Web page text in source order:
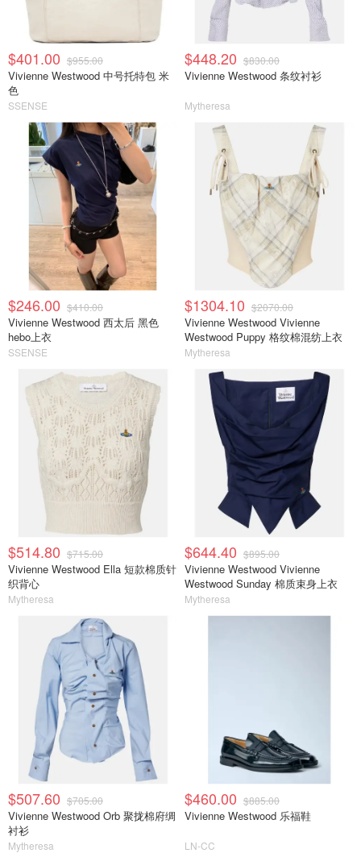
$401.00 $955.00
Vivienne Westwood 中号托特包 米
色
SSENSE
$448.20 $830.00
Vivienne Westwood 条纹衬衫
Mytheresa
$246.00 $410.00
Vivienne Westwood 西太后 黑色
hebo上衣
SSENSE
$1304.10 $2070.00
Vivienne Westwood Vivienne
Westwood Puppy 格纹棉混纺上衣
Mytheresa
$514.80 $715.00
Vivienne Westwood Ella 短款棉质针
织背心
Mytheresa
$644.40 $895.00
Vivienne Westwood Vivienne
Westwood Sunday 棉质束身上衣
Mytheresa
$507.60 $705.00
Vivienne Westwood Orb 聚拢棉府绸
衬衫
Mytheresa
$460.00 $885.00
Vivienne Westwood 乐福鞋
LN-CC